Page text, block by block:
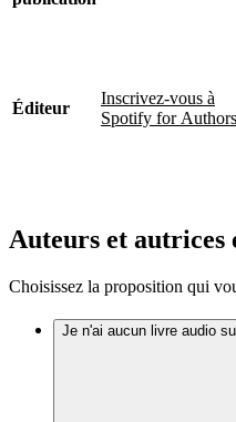
Éditeur
Inscrivez-vous à
Spotify for
Auteurs et autrices
Choisissez la proposition qui
Je n'ai aucun livre audio